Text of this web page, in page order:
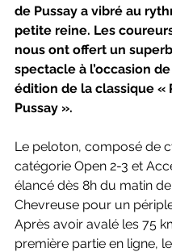
de Pussay a vibré au
petite reine. Les
nous ont offert un
spectacle à l’occasion
édition de la classique «
Pussay ».
Le peloton, composé de
catégorie Open 2-3 et
élancé dès 8h du matin
Chevreuse pour un
Après avoir avalé les 75
première partie en ligne,